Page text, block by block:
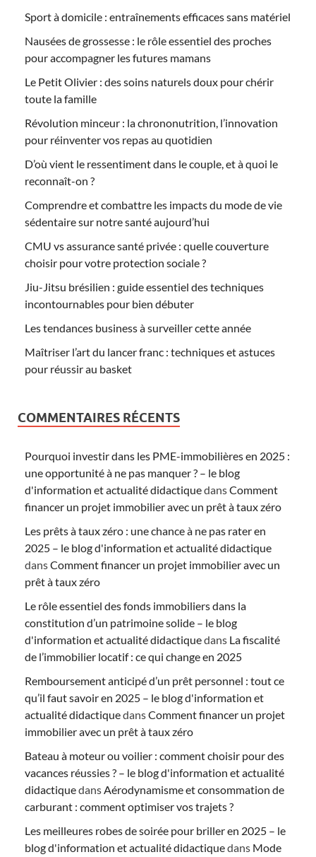
Sport à domicile : entraînements efficaces sans matériel
Nausées de grossesse : le rôle essentiel des proches
pour accompagner les futures mamans
Le Petit Olivier : des soins naturels doux pour chérir
toute la famille
Révolution minceur : la chrononutrition, l’innovation
pour réinventer vos repas au quotidien
D’où vient le ressentiment dans le couple, et à quoi le
reconnaît-on ?
Comprendre et combattre les impacts du mode de vie
sédentaire sur notre santé aujourd’hui
CMU vs assurance santé privée : quelle couverture
choisir pour votre protection sociale ?
Jiu-Jitsu brésilien : guide essentiel des techniques
incontournables pour bien débuter
Les tendances business à surveiller cette année
Maîtriser l’art du lancer franc : techniques et astuces
pour réussir au basket
COMMENTAIRES RÉCENTS
Pourquoi investir dans les PME-immobilières en 2025 :
une opportunité à ne pas manquer ? – le blog
d'information et actualité didactiquedansComment
financer un projet immobilier avec un prêt à taux zéro
Les prêts à taux zéro : une chance à ne pas rater en
2025 – le blog d'information et actualité didactique
dansComment financer un projet immobilier avec un
prêt à taux zéro
Le rôle essentiel des fonds immobiliers dans la
constitution d’un patrimoine solide – le blog
d'information et actualité didactiquedans La fiscalité
de l’immobilier locatif : ce qui change en 2025
Remboursement anticipé d’un prêt personnel : tout ce
qu’il faut savoir en 2025 – le blog d'information et
actualité didactiquedansComment financer un projet
immobilier avec un prêt à taux zéro
Bateau à moteur ou voilier : comment choisir pour des
vacances réussies ? – le blog d'information et actualité
didactiquedans Aérodynamisme et consommation de
carburant : comment optimiser vos trajets ?
Les meilleures robes de soirée pour briller en 2025 – le
blog d'information et actualité didactiquedans Mode